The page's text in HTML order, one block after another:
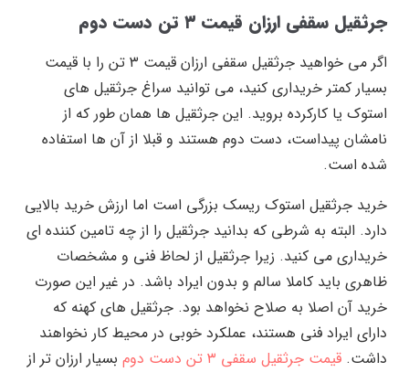
جرثقیل سقفی ارزان قیمت ۳ تن دست دوم
اگر می خواهید جرثقیل سقفی ارزان قیمت ۳ تن را با قیمت
بسیار کمتر خریداری کنید، می توانید سراغ جرثقیل های
استوک یا کارکرده بروید. این جرثقیل ها همان طور که از
نامشان پیداست، دست دوم هستند و قبلا از آن ها استفاده
شده است.
خرید جرثقیل استوک ریسک بزرگی است اما ارزش خرید بالایی
دارد. البته به شرطی که بدانید جرثقیل را از چه تامین کننده ای
خریداری می کنید. زیرا جرثقیل از لحاظ فنی و مشخصات
ظاهری باید کاملا سالم و بدون ایراد باشد. در غیر این صورت
خرید آن اصلا به صلاح نخواهد بود. جرثقیل های کهنه که
دارای ایراد فنی هستند، عملکرد خوبی در محیط کار نخواهند
داشت. قیمت جرثقیل سقفی ۳ تن دست دوم
بسیار ارزان تر از